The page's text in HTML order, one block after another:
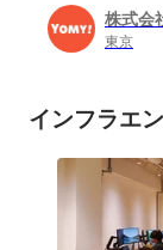
株式会
東京
インフラエ